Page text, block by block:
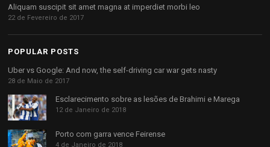
Aliquam suscipit sit amet magna at imperdiet morbi leo
22 de Fevereiro de 2017
POPULAR POSTS
Uber vs Google: And now, the self-driving car war gets nasty
28 de Maio de 2017
Esclarecimento sobre as lesões de Brahimi e Marega
12 de Janeiro de 2018
Porto com garra vence Feirense
4 de Janeiro de 2018